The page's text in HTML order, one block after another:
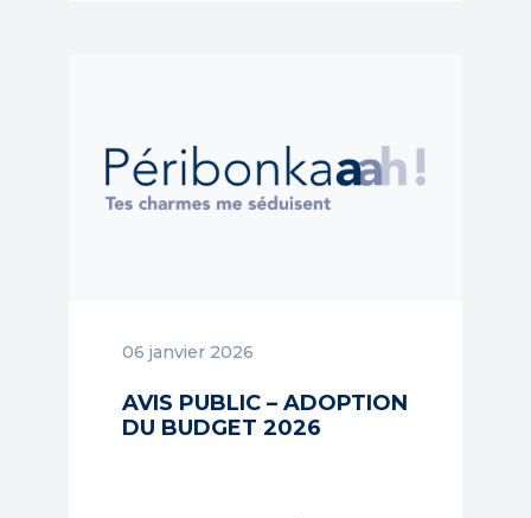
06 janvier 2026
AVIS PUBLIC – ADOPTION
DU BUDGET 2026